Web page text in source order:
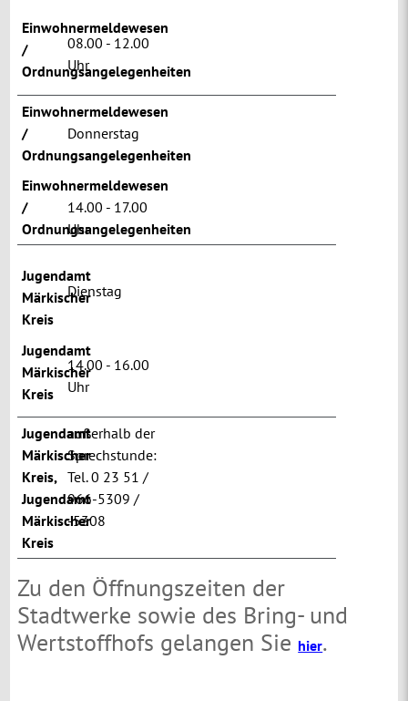
Einwohnermeldewesen
/
Ordnungsangelegenheiten
08.00 - 12.00
Uhr
Einwohnermeldewesen
/
Ordnungsangelegenheiten
Donnerstag
Einwohnermeldewesen
/
Ordnungsangelegenheiten
14.00 - 17.00
Uhr
Jugendamt
Märkischer
Kreis
Dienstag
Jugendamt
Märkischer
Kreis
14.00 - 16.00
Uhr
Jugendamt
Märkischer
Kreis,
Jugendamt
Märkischer
Kreis
außerhalb der
Sprechstunde:
Tel. 0 23 51 /
966-5309 /
-5308
Zu den Öffnungszeiten der
Stadtwerke sowie des Bring- und
Wertstoffhofs gelangen Siehier.